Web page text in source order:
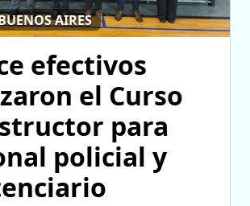
AIRES
efectivos
el Curso
para
policial y